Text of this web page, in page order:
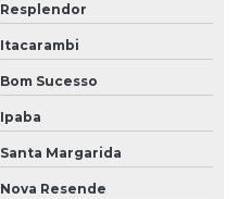
Resplendor
Itacarambi
Bom Sucesso
Ipaba
Santa Margarida
Nova Resende